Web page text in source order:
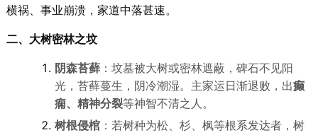
横祸、事业崩溃，家道中落甚速。
二、大树密林之坟
阴森苔藓：坟墓被大树或密林遮蔽，碑石不见阳
光，苔藓蔓生，阴冷潮湿。主家运日渐退败，出癫
痫、精神分裂等神智不清之人。
树根侵棺：若树种为松、杉、枫等根系发达者，树